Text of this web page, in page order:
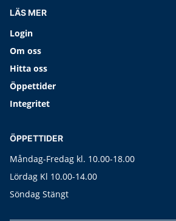
LÄS MER
Login
Om oss
Hitta oss
Öppettider
Integritet
ÖPPETTIDER
Måndag-Fredag kl. 10.00-18.00
Lördag Kl 10.00-14.00
Söndag Stängt